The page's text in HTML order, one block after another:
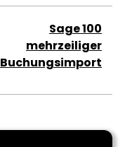
Sage 100
mehrzeiliger
Buchungsimport